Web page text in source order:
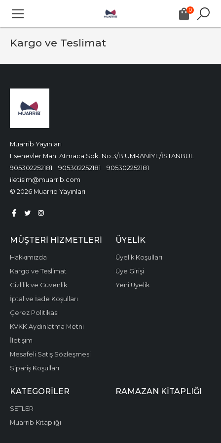
0
Kargo ve Teslimat
Muarrib Yayınları
Esenevler Mah. Atmaca Sok. No:3/B ÜMRANİYE/İSTANBUL
905302252181
905302252181
905302252181
iletisim@muarrib.com
© 2026 Muarrib Yayınları
MÜŞTERI HIZMETLERI
Hakkımızda
Kargo ve Teslimat
Gizlilik ve Güvenlik
İptal ve İade Koşulları
Çerez Politikası
KVKK Aydınlatma Metni
İletişim
Mesafeli Satış Sözleşmesi
Sipariş Koşulları
ÜYELIK
Üyelik Koşulları
Üye Girişi
Yeni Üyelik
KATEGORILER
SETLER
Muarrib Kitaplığı
RAMAZAN KITAPLIĞI